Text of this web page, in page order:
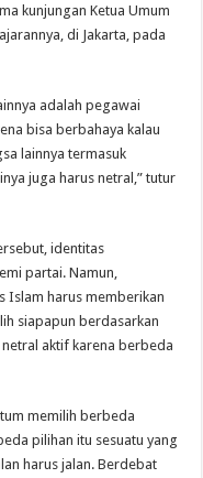
kunjungan Ketua Umum
di Jakarta, pada
adalah pegawai
bisa berbahaya kalau
lainnya termasuk
juga harus netral,” tutur
identitas
partai. Namun,
Islam harus memberikan
siapapun berdasarkan
aktif karena berbeda
memilih berbeda
pilihan itu sesuatu yang
harus jalan. Berdebat